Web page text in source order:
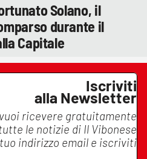
Solano, il
durante il
Capitale
Iscriviti
alla Newsletter
ricevere gratuitamente
le notizie di Il Vibonese
indirizzo email e iscriviti